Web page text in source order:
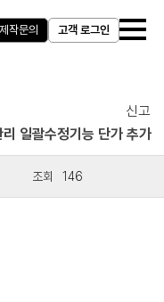
제작문의 고객 로그인
일괄수정기능 단가 추가
146
신고